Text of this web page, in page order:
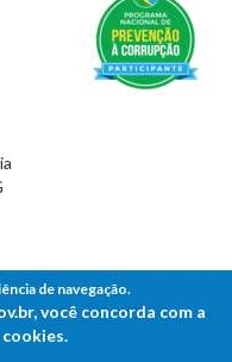
de navegação.
você concorda com a